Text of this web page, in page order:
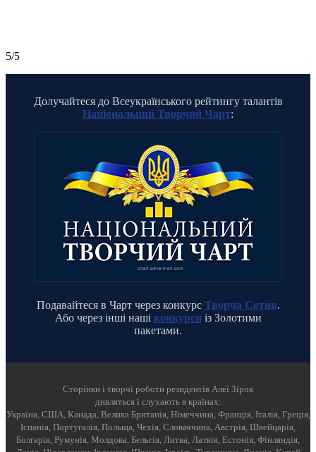
5/5
Долучайтеся до Всеукраїнського рейтингу талантів
Національний Творчий Чарт:
Подавайтеся в Чарт через конкурс Творча Сотня.
Або через інші наші конкурсиіз Золотими
пакетами.
Cторінки і творчі роботи резидентів Алеї Зірок
дивляться і слухають в країнах:
Україна, США, Канада, Велика Британія, Німеччина, Франція, Італія, Греція,
Іспанія, Португалія, Польща, Чехія, Словаччина, Австрія, Швейцарія,
Болгарія, Румунія, Молдова, Бельгія, Литва, Латвія, Естонія, Фінляндія,